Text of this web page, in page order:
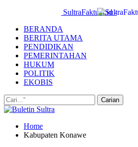
SultraFaktual.id -
BERANDA
BERITA UTAMA
PENDIDIKAN
PEMERINTAHAN
HUKUM
POLITIK
EKOBIS
Home
Kabupaten Konawe